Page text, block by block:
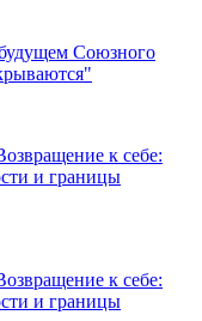
Союзного
к себе:
и границы
к себе:
и границы